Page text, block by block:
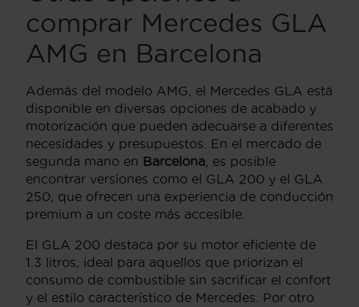
comprar Mercedes GLA
AMG en Barcelona
Además del modelo AMG, el Mercedes GLA está
disponible en diversas opciones de acabado y
motorización que pueden adecuarse a diferentes
necesidades y presupuestos. En el mercado de
segunda mano en Barcelona, es posible
encontrar versiones como el GLA 200 y el GLA
250, que ofrecen una experiencia de conducción
premium a un coste más accesible.
El GLA 200 destaca por su motor eficiente de
1.3 litros, ideal para aquellos que priorizan el
consumo de combustible sin sacrificar el confort
y el estilo característico de Mercedes. Por otro